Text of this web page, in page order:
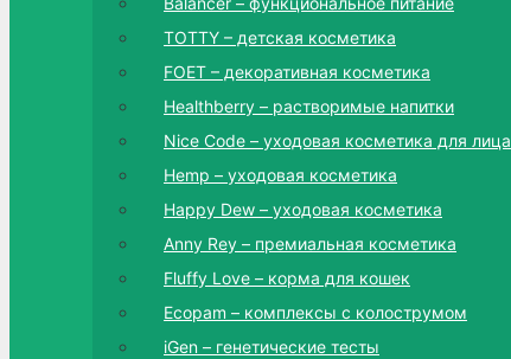
TOTTY – детская косметика
FOET – декоративная косметика
Healthberry – растворимые напитки
Nice Code – уходовая косметика для лица
Hemp – уходовая косметика
Happy Dew – уходовая косметика
Anny Rey – премиальная косметика
Fluffy Love – корма для кошек
Ecopam – комплексы с колострумом
iGen – генетические тесты